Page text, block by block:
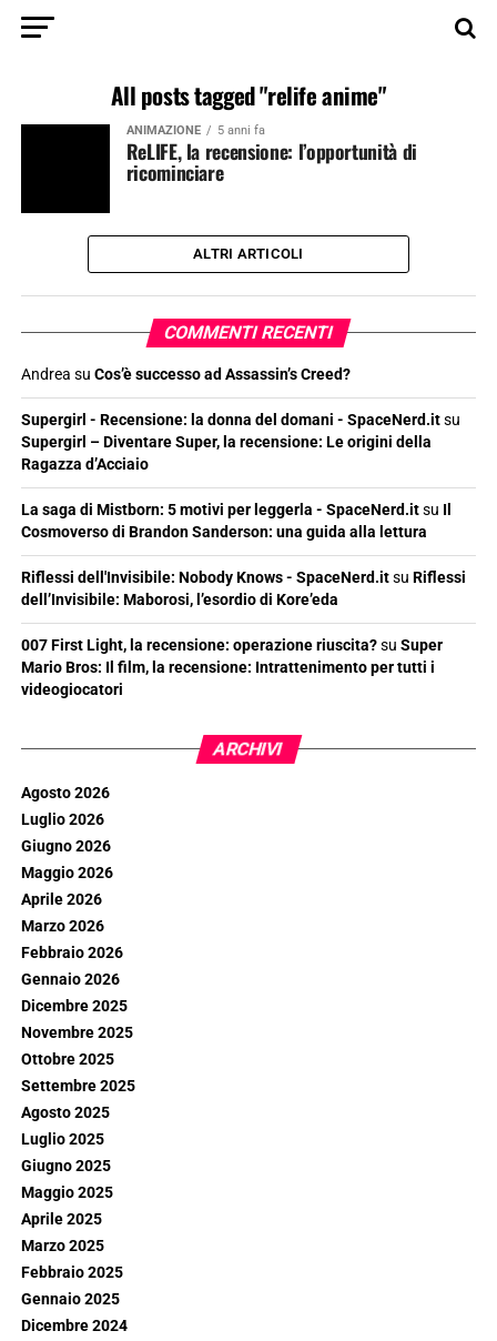
All posts tagged "relife anime"
ANIMAZIONE 5 anni fa
ReLIFE, la recensione: l’opportunità di
ricominciare
ALTRI ARTICOLI
COMMENTI RECENTI
Andrea su Cos’è successo ad Assassin’s Creed?
Supergirl - Recensione: la donna del domani - SpaceNerd.itsu
Supergirl – Diventare Super, la recensione: Le origini della
Ragazza d’Acciaio
La saga di Mistborn: 5 motivi per leggerla - SpaceNerd.itsu Il
Cosmoverso di Brandon Sanderson: una guida alla lettura
Riflessi dell'Invisibile: Nobody Knows - SpaceNerd.itsu Riflessi
dell’Invisibile: Maborosi, l’esordio di Kore’eda
007 First Light, la recensione: operazione riuscita?su Super
Mario Bros: Il film, la recensione: Intrattenimento per tutti i
videogiocatori
ARCHIVI
Agosto 2026
Luglio 2026
Giugno 2026
Maggio 2026
Aprile 2026
Marzo 2026
Febbraio 2026
Gennaio 2026
Dicembre 2025
Novembre 2025
Ottobre 2025
Settembre 2025
Agosto 2025
Luglio 2025
Giugno 2025
Maggio 2025
Aprile 2025
Marzo 2025
Febbraio 2025
Gennaio 2025
Dicembre 2024